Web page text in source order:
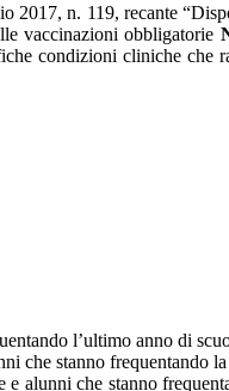
n. 119, recante
vaccinazioni obbligatorie
condizioni cliniche che
l’ultimo anno di
che stanno frequentando
alunni che stanno